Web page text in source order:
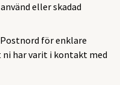
eller skadad
för enklare
har varit i kontakt med